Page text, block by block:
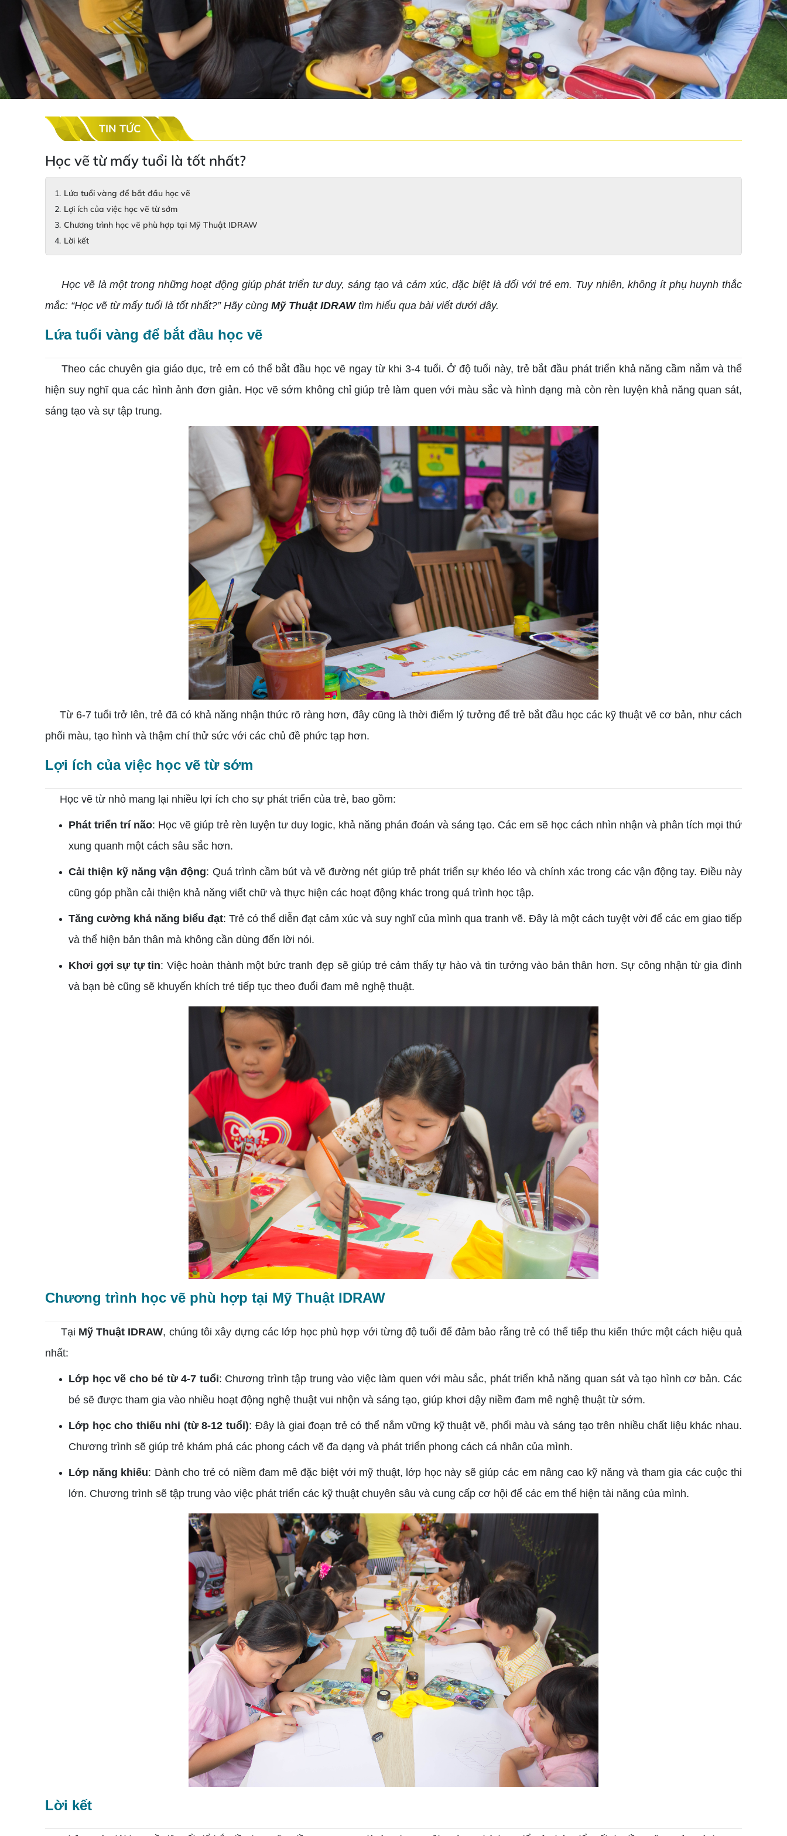
TIN TỨC
Học vẽ từ mấy tuổi là tốt nhất?
Lứa tuổi vàng để bắt đầu học vẽ
Lợi ích của việc học vẽ từ sớm
Chương trình học vẽ phù hợp tại Mỹ Thuật IDRAW
Lời kết
Học vẽ là một trong những hoạt động giúp phát triển tư duy, sáng tạo và cảm xúc, đặc biệt là đối với trẻ em. Tuy nhiên, không ít phụ huynh thắc
mắc: “Học vẽ từ mấy tuổi là tốt nhất?” Hãy cùng Mỹ Thuật IDRAWtìm hiểu qua bài viết dưới đây.
Lứa tuổi vàng để bắt đầu học vẽ
Theo các chuyên gia giáo dục, trẻ em có thể bắt đầu học vẽ ngay từ khi 3-4 tuổi. Ở độ tuổi này, trẻ bắt đầu phát triển khả năng cầm nắm và thể
hiện suy nghĩ qua các hình ảnh đơn giản. Học vẽ sớm không chỉ giúp trẻ làm quen với màu sắc và hình dạng mà còn rèn luyện khả năng quan sát,
sáng tạo và sự tập trung.
Từ 6-7 tuổi trở lên, trẻ đã có khả năng nhận thức rõ ràng hơn, đây cũng là thời điểm lý tưởng để trẻ bắt đầu học các kỹ thuật vẽ cơ bản, như cách
phối màu, tạo hình và thậm chí thử sức với các chủ đề phức tạp hơn.
Lợi ích của việc học vẽ từ sớm
Học vẽ từ nhỏ mang lại nhiều lợi ích cho sự phát triển của trẻ, bao gồm:
Phát triển trí não: Học vẽ giúp trẻ rèn luyện tư duy logic, khả năng phán đoán và sáng tạo. Các em sẽ học cách nhìn nhận và phân tích mọi thứ
xung quanh một cách sâu sắc hơn.
Cải thiện kỹ năng vận động: Quá trình cầm bút và vẽ đường nét giúp trẻ phát triển sự khéo léo và chính xác trong các vận động tay. Điều này
cũng góp phần cải thiện khả năng viết chữ và thực hiện các hoạt động khác trong quá trình học tập.
Tăng cường khả năng biểu đạt: Trẻ có thể diễn đạt cảm xúc và suy nghĩ của mình qua tranh vẽ. Đây là một cách tuyệt vời để các em giao tiếp
và thể hiện bản thân mà không cần dùng đến lời nói.
Khơi gợi sự tự tin: Việc hoàn thành một bức tranh đẹp sẽ giúp trẻ cảm thấy tự hào và tin tưởng vào bản thân hơn. Sự công nhận từ gia đình
và bạn bè cũng sẽ khuyến khích trẻ tiếp tục theo đuổi đam mê nghệ thuật.
Chương trình học vẽ phù hợp tại Mỹ Thuật IDRAW
Tại Mỹ Thuật IDRAW, chúng tôi xây dựng các lớp học phù hợp với từng độ tuổi để đảm bảo rằng trẻ có thể tiếp thu kiến thức một cách hiệu quả
nhất:
Lớp học vẽ cho bé từ 4-7 tuổi: Chương trình tập trung vào việc làm quen với màu sắc, phát triển khả năng quan sát và tạo hình cơ bản. Các
bé sẽ được tham gia vào nhiều hoạt động nghệ thuật vui nhộn và sáng tạo, giúp khơi dậy niềm đam mê nghệ thuật từ sớm.
Lớp học cho thiếu nhi (từ 8-12 tuổi): Đây là giai đoạn trẻ có thể nắm vững kỹ thuật vẽ, phối màu và sáng tạo trên nhiều chất liệu khác nhau.
Chương trình sẽ giúp trẻ khám phá các phong cách vẽ đa dạng và phát triển phong cách cá nhân của mình.
Lớp năng khiếu: Dành cho trẻ có niềm đam mê đặc biệt với mỹ thuật, lớp học này sẽ giúp các em nâng cao kỹ năng và tham gia các cuộc thi
lớn. Chương trình sẽ tập trung vào việc phát triển các kỹ thuật chuyên sâu và cung cấp cơ hội để các em thể hiện tài năng của mình.
Lời kết